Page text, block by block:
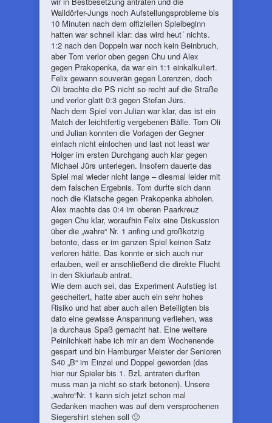
Walldörfer-Jungs noch Aufstellungsprobleme bis
10 Minuten nach dem offiziellen Spielbeginn
hatten war schnell klar: das wird heut´ nichts.
1:2 nach den Doppeln war noch kein Beinbruch,
aber Tom verlor oben gegen Chu und Alex
gegen Prakopenka, da war ein 1:1 einkalkuliert.
Felix gewann souverän gegen Lorenzen, doch
Oli brachte die PS nicht so recht auf die Straße
und verlor glatt 0:3 gegen Stefan Jürs.
Nach dem Spiel von Julian war klar, das ist ein
Match der leichtfertig vergebenen Bälle. Tom Oli
und Julian konnten die Vorlagen der Gegner
einfach nicht einlochen und last not least war
Holger im ersten Durchgang auch klar gegen
Michael Jürs unterlegen. Insofern dauerte das
Spiel mal wieder nicht lange – diesmal leider mit
dem falschen Ergebnis. Tom durfte sich dann
noch die Klatsche gegen Prakopenka abholen.
Alex machte das 0:4 im oberen Paarkreuz
gegen Chu klar, woraufhin Felix eine Diskussion
über die „wahre“ Nr. 1 anfing und großkotzig
betonte, dass er im ganzen Spiel keinen Satz
verloren hätte. Das konnte er sich auch nur
erlauben, weil er anschließend die direkte Flucht
in den Skiurlaub antrat.
Wie dem auch sei, das Experiment Aufstieg ist
gescheitert, hatte aber auch ein sehr hohes
Risiko und hat aber auch allen Beteiligten bis
dato eine gewisse Anspannung verliehen, was
ja durchaus Spaß gemacht hat. Eine weitere
Peinlichkeit habe ich mir an dem Wochenende
gespart und bin Hamburger Meister der Senioren
S40 „B“ im Einzel und Doppel geworden (das
hier nur Spieler bis 1. BzL antraten durften
muss man ja nicht so stark betonen). Unsere
„wahre“Nr. 1 kann sich jetzt schon mal
Gedanken machen was auf dem versprochenen
Siegershirt stehen soll 🙂